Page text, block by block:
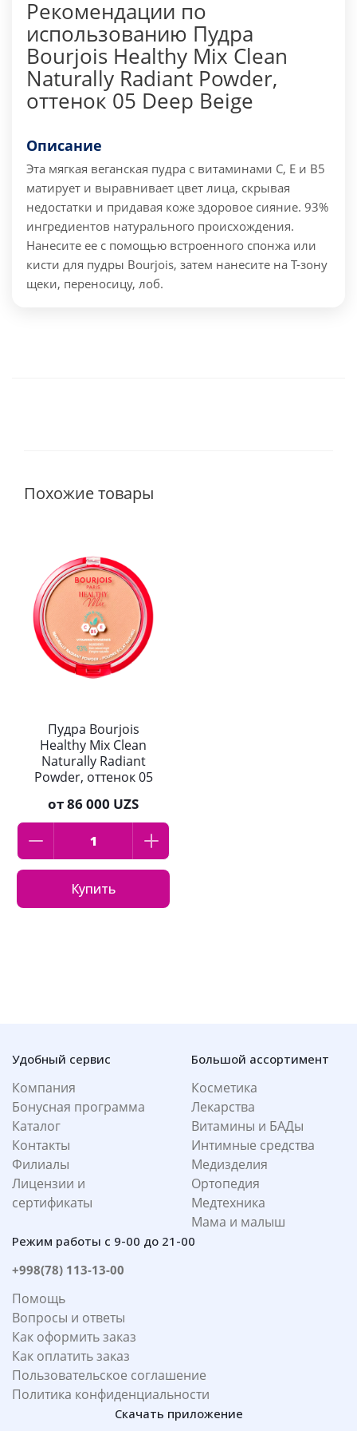
Рекомендации по
использованию Пудра
Bourjois Healthy Mix Clean
Naturally Radiant Powder,
оттенок 05 Deep Beige
Описание
Эта мягкая веганская пудра с витаминами C, E и B5
матирует и выравнивает цвет лица, скрывая
недостатки и придавая коже здоровое сияние. 93%
ингредиентов натурального происхождения.
Нанесите ее с помощью встроенного спонжа или
кисти для пудры Bourjois, затем нанесите на Т-зону
щеки, переносицу, лоб.
Похожие товары
Пудра Bourjois
Healthy Mix Clean
Naturally Radiant
Powder, оттенок 05
от86 000 UZS
Купить
Удобный сервис
Компания
Бонусная программа
Каталог
Контакты
Филиалы
Лицензии и
сертификаты
Большой ассортимент
Косметика
Лекарства
Витамины и БАДы
Интимные средства
Медизделия
Ортопедия
Медтехника
Мама и малыш
Режим работы с 9-00 до 21-00
+998(78) 113-13-00
Помощь
Вопросы и ответы
Как оформить заказ
Как оплатить заказ
Пользовательское соглашение
Политика конфиденциальности
Скачать приложение